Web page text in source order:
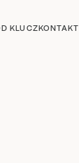
KLUCZKONTAKT